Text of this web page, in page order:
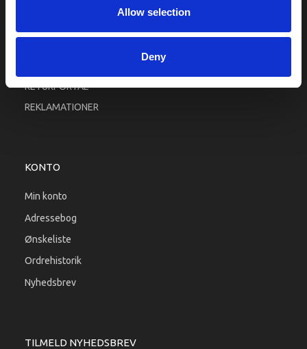
Allow selection
Deny
RETURPORTAL
REKLAMATIONER
KONTO
Min konto
Adressebog
Ønskeliste
Ordrehistorik
Nyhedsbrev
TILMELD NYHEDSBREV